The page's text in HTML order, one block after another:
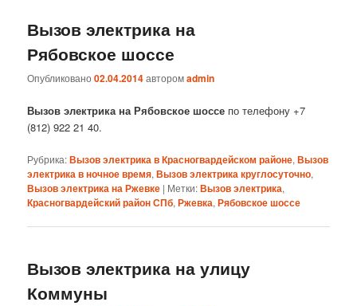
Вызов электрика на
Рябовское шоссе
Опубликовано02.04.2014авторомadmin
Вызов электрика на Рябовское шоссе по телефону +7
(812) 922 21 40.
Рубрика:Вызов электрика в Красногвардейском районе,Вызов
электрика в ночное время,Вызов электрика круглосуточно,
Вызов электрика на Ржевке | Метки:Вызов электрика,
Красногвардейский район СПб,Ржевка,Рябовское шоссе
Вызов электрика на улицу
Коммуны